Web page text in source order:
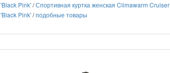
'Black Pink'/Спортивная куртка женская Climawarm Cruiser
'Black Pink'/подобные товары